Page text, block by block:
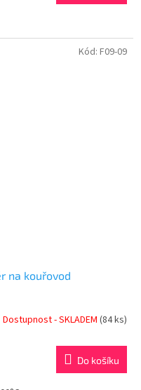
na kouřovod
Dostupnost - SKLADEM (84 ks)
Do košíku
Kód: F09-09